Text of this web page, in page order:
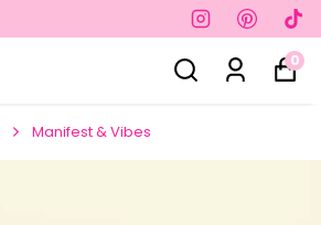
0
Manifest & Vibes